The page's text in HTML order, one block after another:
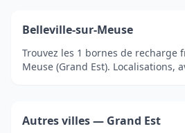
Belleville-sur-Meuse
Trouvez les 1 bornes de recharge
Meuse (Grand Est). Localisations,
Autres villes — Grand Est